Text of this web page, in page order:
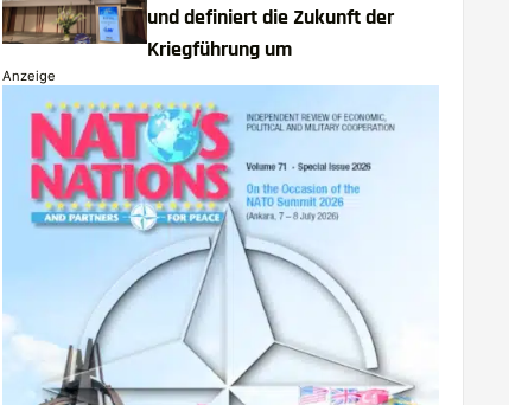
und definiert die Zukunft der
Kriegführung um
Anzeige